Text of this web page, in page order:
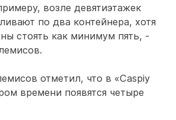
возле девятиэтажек
по два контейнера, хотя
стоять как минимум пять, -
отметил, что в «Caspiy
времени появятся четыре